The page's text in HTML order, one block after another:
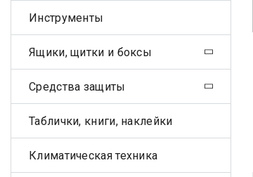
Инструменты
Ящики, щитки и боксы
Средства защиты
Таблички, книги, наклейки
Климатическая техника